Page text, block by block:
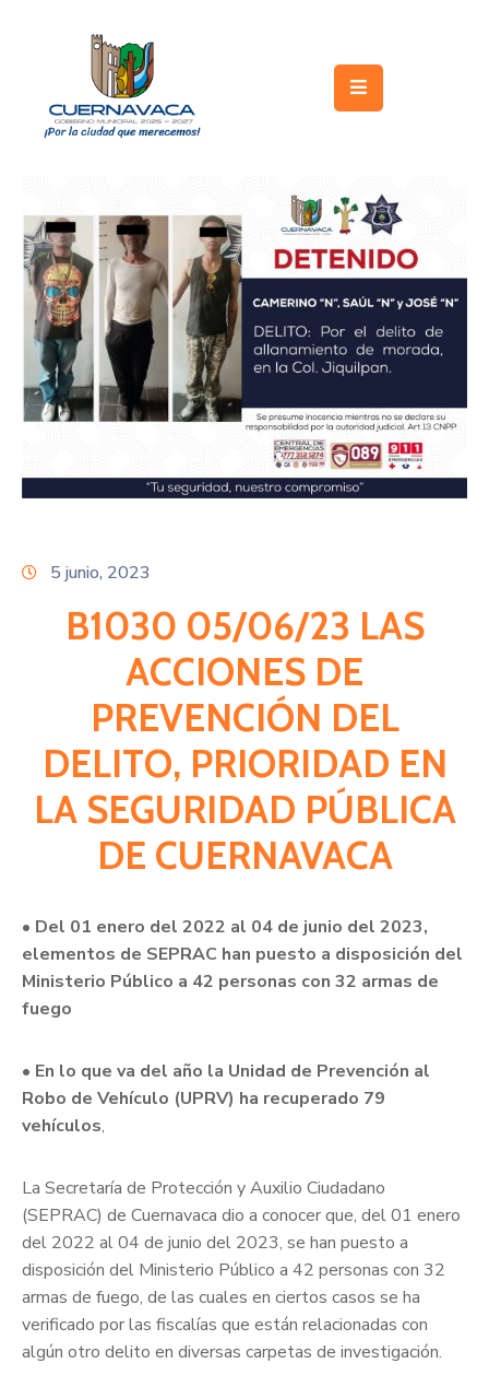
Gobierno
Trámites
y
Servicios
Licitaciones
Transparencia
Citas
5 junio, 2023
B1030 05/06/23 LAS
ACCIONES DE
PREVENCIÓN DEL
DELITO, PRIORIDAD EN
LA SEGURIDAD PÚBLICA
DE CUERNAVACA
• Del 01 enero del 2022 al 04 de junio del 2023,
elementos de SEPRAC han puesto a disposición del
Ministerio Público a 42 personas con 32 armas de
fuego
• En lo que va del año la Unidad de Prevención al
Robo de Vehículo (UPRV) ha recuperado 79
vehículos,
La Secretaría de Protección y Auxilio Ciudadano
(SEPRAC) de Cuernavaca dio a conocer que, del 01 enero
del 2022 al 04 de junio del 2023, se han puesto a
disposición del Ministerio Público a 42 personas con 32
armas de fuego, de las cuales en ciertos casos se ha
verificado por las fiscalías que están relacionadas con
algún otro delito en diversas carpetas de investigación.